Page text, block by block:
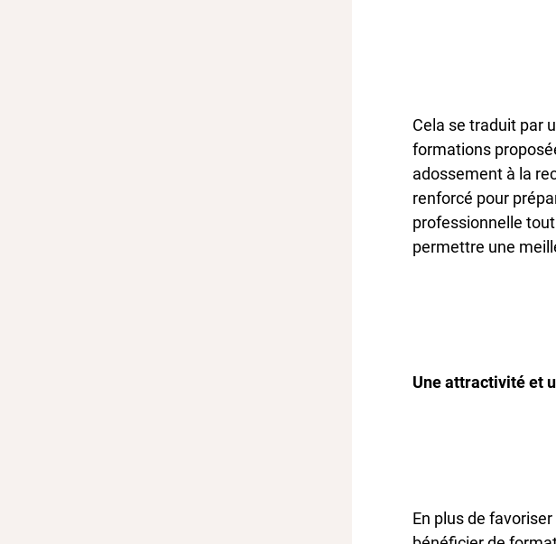
Cela se traduit par
formations
adossement à la
renforcé pour
professionnelle
permettre une
Une attractivité et
En plus de